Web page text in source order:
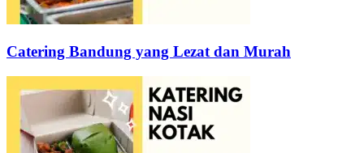
Catering Bandung yang Lezat dan Murah